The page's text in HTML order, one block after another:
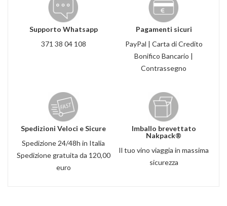
Supporto Whatsapp
371 38 04 108
Pagamenti sicuri
PayPal | Carta di Credito
Bonifico Bancario |
Contrassegno
Spedizioni Veloci e Sicure
Spedizione 24/48h in Italia
Spedizione gratuita da 120,00
euro
Imballo brevettato
Nakpack®
Il tuo vino viaggia in massima
sicurezza